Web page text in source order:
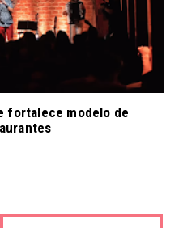
fortalece modelo de